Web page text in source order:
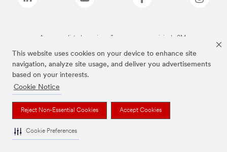
This website uses cookies on your device to enhance site
navigation, analyze site usage, and deliver you advertisements
based on your interests.
Cookie Notice
Reject Non-Essential Cookies Accept Cookies
Cookie Preferences
As marcas listadas a cima são marcas comerciais da 3M.